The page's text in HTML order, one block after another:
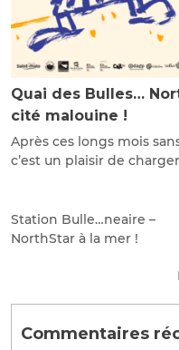
Quai des Bulles…
cité malouine !
Après ces longs mois
c’est un plaisir de
Station Bulle…neaire –
NorthStar à la mer !
Commentaires